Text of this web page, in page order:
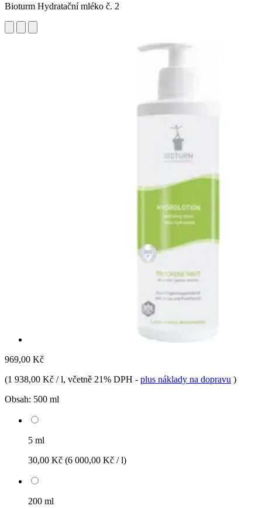
Bioturm Hydratační mléko č. 2
969,00 Kč
(1 938,00 Kč / l, včetně 21% DPH - plus náklady na dopravu )
Obsah: 500 ml
5 ml
30,00 Kč (6 000,00 Kč / l)
200 ml